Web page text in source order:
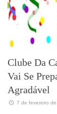
Clube Da
Vai Se
Agradável
7 de fevereiro